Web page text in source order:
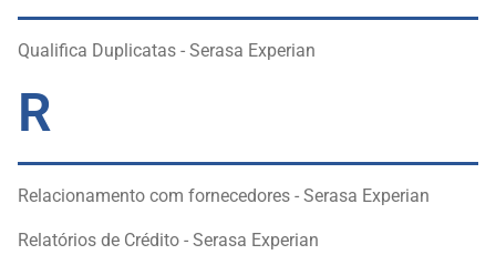
Qualifica Duplicatas - Serasa Experian
R
Relacionamento com fornecedores - Serasa Experian
Relatórios de Crédito - Serasa Experian